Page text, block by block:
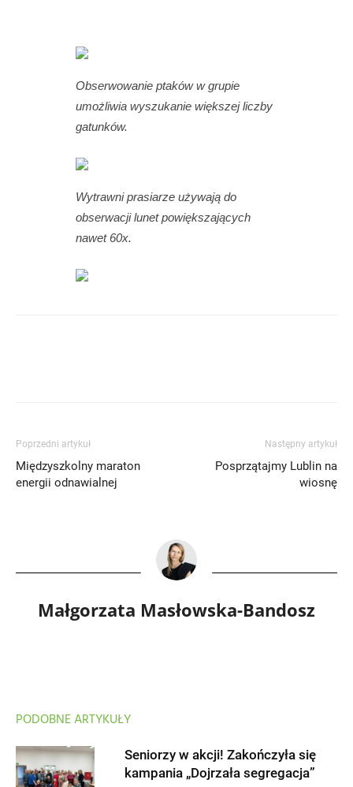
Obserwowanie ptaków w grupie
umożliwia wyszukanie większej liczby
gatunków.
Wytrawni prasiarze używają do
obserwacji lunet powiększających
nawet 60x.
Poprzedni artykuł
Międzyszkolny maraton
energii odnawialnej
Następny artykuł
Posprzątajmy Lublin na
wiosnę
Małgorzata Masłowska-Bandosz
PODOBNE ARTYKUŁY
Seniorzy w akcji! Zakończyła się
kampania „Dojrzała segregacja”